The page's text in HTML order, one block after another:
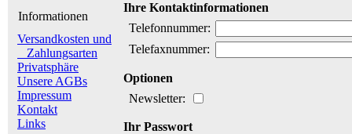
Informationen
Versandkosten und
Zahlungsarten
Privatsphäre
Unsere AGBs
Impressum
Kontakt
Links
Ihre Kontaktinformationen
Telefonnummer:
Telefaxnummer:
Optionen
Newsletter:
Ihr Passwort